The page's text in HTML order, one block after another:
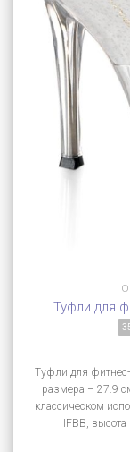
Туфли для
Туфли для
размера – 27.9
классическом
IFBB,